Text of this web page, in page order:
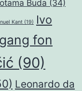
Buda (34)
Kant (19)
Ivo
fon
(90)
Leonardo da